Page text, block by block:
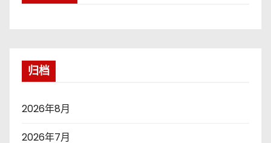
归档
2026年8月
2026年7月